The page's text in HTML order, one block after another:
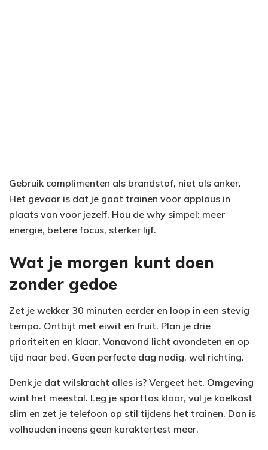
Gebruik complimenten als brandstof, niet als anker.
Het gevaar is dat je gaat trainen voor applaus in
plaats van voor jezelf. Hou de why simpel: meer
energie, betere focus, sterker lijf.
Wat je morgen kunt doen
zonder gedoe
Zet je wekker 30 minuten eerder en loop in een stevig
tempo. Ontbijt met eiwit en fruit. Plan je drie
prioriteiten en klaar. Vanavond licht avondeten en op
tijd naar bed. Geen perfecte dag nodig, wel richting.
Denk je dat wilskracht alles is? Vergeet het. Omgeving
wint het meestal. Leg je sporttas klaar, vul je koelkast
slim en zet je telefoon op stil tijdens het trainen. Dan is
volhouden ineens geen karaktertest meer.